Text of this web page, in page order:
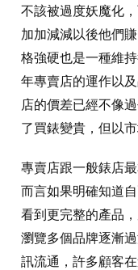
不該被過度妖魔化
加加減減以後他們
格強硬也是一種維
年專賣店的運作以
店的價差已經不像
了買錶變貴，但以
專賣店跟一般錶店
而言如果明確知道
看到更完整的產品
瀏覽多個品牌逐漸
訊流通，許多顧客